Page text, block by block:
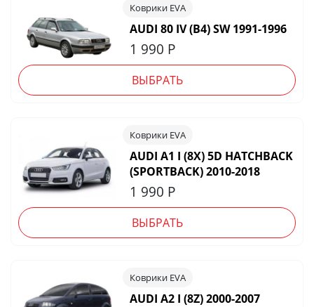
Коврики EVA
AUDI 80 IV (B4) SW 1991-1996
1 990 Р
ВЫБРАТЬ
Коврики EVA
AUDI A1 I (8X) 5D HATCHBACK
(SPORTBACK) 2010-2018
1 990 Р
ВЫБРАТЬ
Коврики EVA
AUDI A2 I (8Z) 2000-2007